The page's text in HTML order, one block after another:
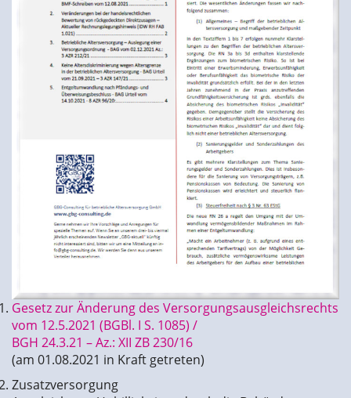
Gesetz zur Änderung des Versorgungsausgleichsrechts
vom 12.5.2021 (BGBl. I S. 1085) /
BGH 24.3.21 – Az.: XII ZB 230/16
(am 01.08.2021 in Kraft getreten)
Zusatzversorgung